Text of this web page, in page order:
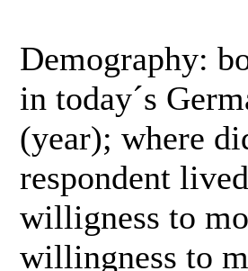
Demography:
in today´s
(year); where
respondent
willigness to
willingness to